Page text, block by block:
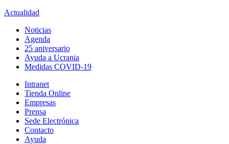
Actualidad
Noticias
Agenda
25 aniversario
Ayuda a Ucrania
Medidas COVID-19
Intranet
Tienda Online
Empresas
Prensa
Sede Electrónica
Contacto
Ayuda